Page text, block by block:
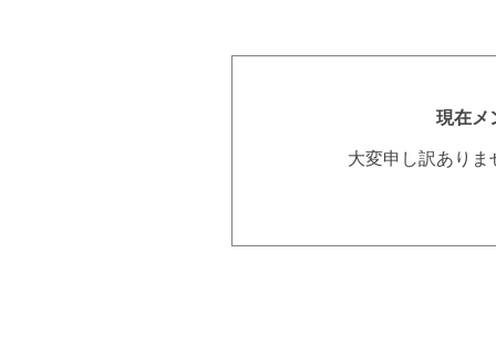
現在メ
大変申し訳あり